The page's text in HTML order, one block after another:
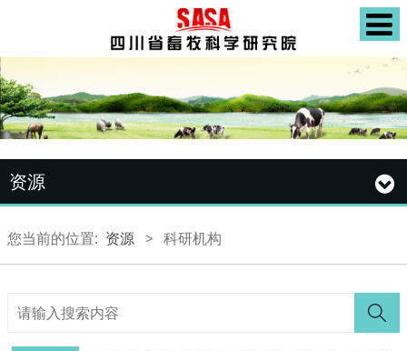
资源
您当前的位置: 资源 > 科研机构